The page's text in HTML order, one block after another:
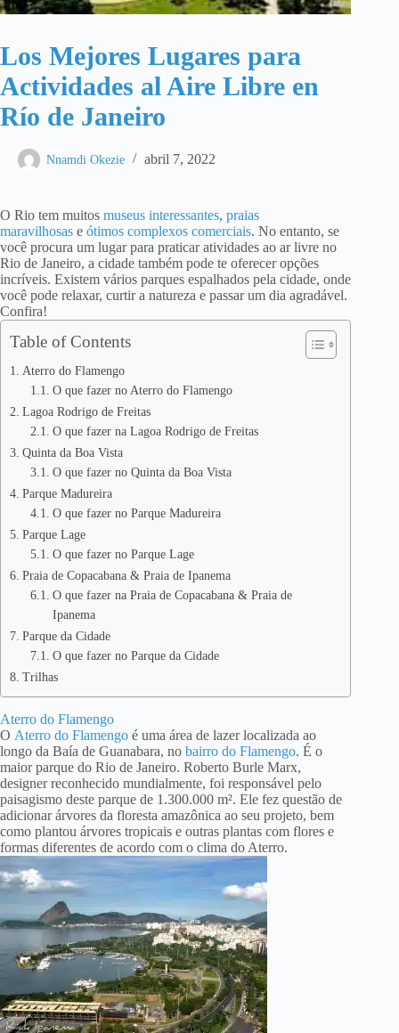
Los Mejores Lugares para
Actividades al Aire Libre en
Río de Janeiro
Nnamdi Okezie abril 7, 2022
O Rio tem muitos museus interessantes, praias
maravilhosas e ótimos complexos comerciais. No entanto, se
você procura um lugar para praticar atividades ao ar livre no
Rio de Janeiro, a cidade também pode te oferecer opções
incríveis. Existem vários parques espalhados pela cidade, onde
você pode relaxar, curtir a natureza e passar um dia agradável.
Confira!
Table of Contents
Aterro do Flamengo
O que fazer no Aterro do Flamengo
Lagoa Rodrigo de Freitas
O que fazer na Lagoa Rodrigo de Freitas
Quinta da Boa Vista
O que fazer no Quinta da Boa Vista
Parque Madureira
O que fazer no Parque Madureira
Parque Lage
O que fazer no Parque Lage
Praia de Copacabana & Praia de Ipanema
O que fazer na Praia de Copacabana & Praia de
Ipanema
Parque da Cidade
O que fazer no Parque da Cidade
Trilhas
Aterro do Flamengo
O Aterro do Flamengo é uma área de lazer localizada ao
longo da Baía de Guanabara, no bairro do Flamengo. É o
maior parque do Rio de Janeiro. Roberto Burle Marx,
designer reconhecido mundialmente, foi responsável pelo
paisagismo deste parque de 1.300.000 m². Ele fez questão de
adicionar árvores da floresta amazônica ao seu projeto, bem
como plantou árvores tropicais e outras plantas com flores e
formas diferentes de acordo com o clima do Aterro.